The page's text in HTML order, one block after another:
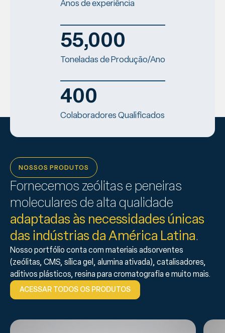
Anos de experiência
55,000
Toneladas de Produção/Ano
400
Colaboradores Qualificados
NOSSOS PRODUTOS
Fornecemos zeólitas e peneiras
moleculares de alta qualidade
adaptadas às necessidades únicas
das indústrias da América Latina.
Nosso portfólio conta com materiais adsorventes
(zeólitas, CMS, sílica gel, alumina ativada), catalisadores,
aditivos plásticos, resina para cromatografia e muito mais.
ACESSAR TODOS OS PRODUTOS